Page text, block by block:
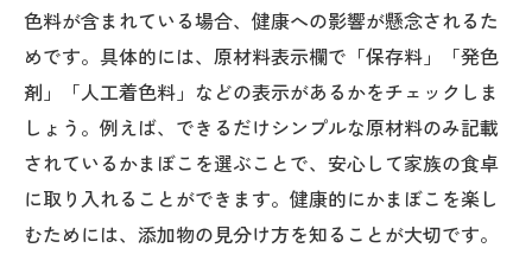
色料が含まれている場合、健康への影響が懸念されるた
めです。具体的には、原材料表示欄で「保存料」「発色
剤」「人工着色料」などの表示があるかをチェックしま
しょう。例えば、できるだけシンプルな原材料のみ記載
されているかまぼこを選ぶことで、安心して家族の食卓
に取り入れることができます。健康的にかまぼこを楽し
むためには、添加物の見分け方を知ることが大切です。